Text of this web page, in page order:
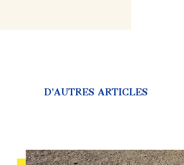
D’AUTRES ARTICLES